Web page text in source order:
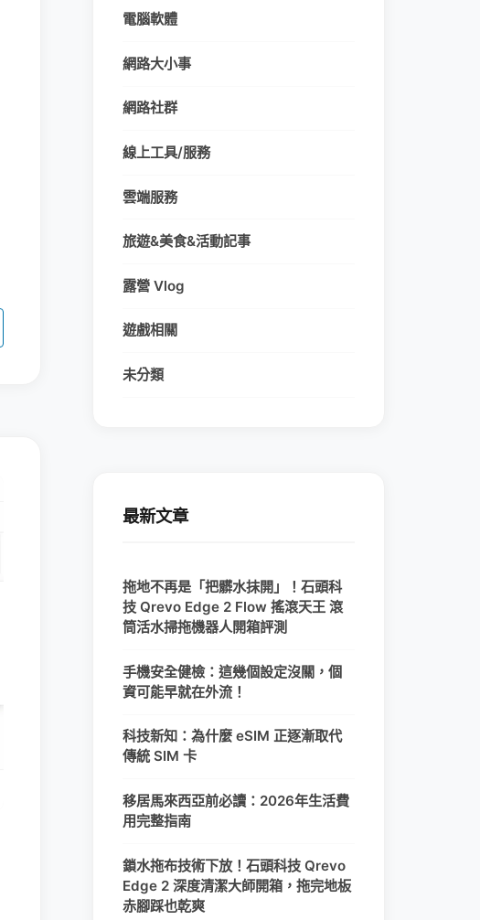
電腦軟體
網路大小事
網路社群
線上工具/服務
雲端服務
旅遊&美食&活動記事
露營 Vlog
遊戲相關
未分類
最新文章
拖地不再是「把髒水抹開」！石頭科
技 Qrevo Edge 2 Flow 搖滾天王 滾
筒活水掃拖機器人開箱評測
手機安全健檢：這幾個設定沒關，個
資可能早就在外流！
科技新知：為什麼 eSIM 正逐漸取代
傳統 SIM 卡
移居馬來西亞前必讀：2026年生活費
用完整指南
鎖水拖布技術下放！石頭科技 Qrevo
Edge 2 深度清潔大師開箱，拖完地板
赤腳踩也乾爽